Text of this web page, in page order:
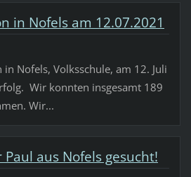
in Nofels am 12.07.2021
Nofels, Volksschule, am 12. Juli
Wir konnten insgesamt 189
Wir...
aus Nofels gesucht!